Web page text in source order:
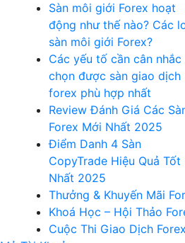
Sàn môi giới Forex hoạt
động như thế nào? Các
sàn môi giới Forex?
Các yếu tố cần cân nhắc
chọn được sàn giao dịch
forex phù hợp nhất
Review Đánh Giá Các
Forex Mới Nhất 2025
Điểm Danh 4 Sàn
CopyTrade Hiệu Quả Tốt
Nhất 2025
Thưởng & Khuyến Mãi
Khoá Học – Hội Thảo
Cuộc Thi Giao Dịch Forex